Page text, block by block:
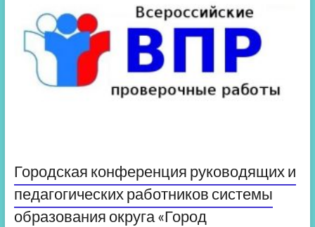
Городская конференция руководящих и
педагогических работников системы
образования округа «Город